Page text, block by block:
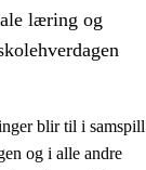
læring og
blir til i samspill
og i alle andre